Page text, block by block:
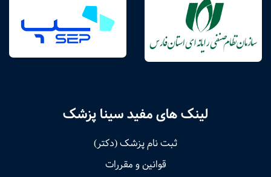
لینک های مفید سینا پزشک
ثبت نام پزشک (دکتر)
قوانین و مقررات